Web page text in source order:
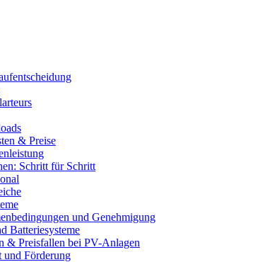
& Preise
Schritt für Schritt
und Genehmigung
Batteriesysteme
& Preisfallen bei PV-Anlagen
und Förderung